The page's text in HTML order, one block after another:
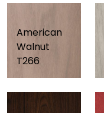
American
Walnut
T266